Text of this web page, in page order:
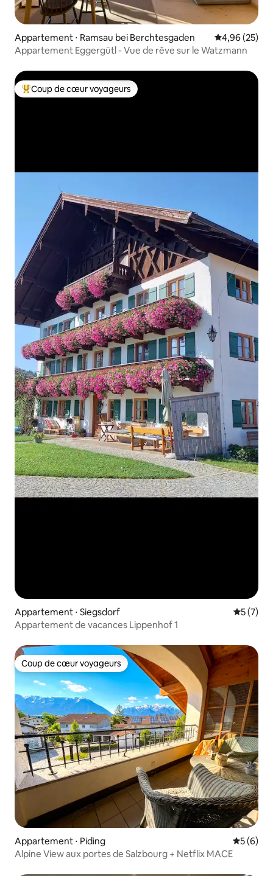
Appartement ⋅ Ramsau bei Berchtesgaden Évaluation
4,96 (25)
Appartement Eggergütl - Vue de rêve sur le Watzmann
Coups de cœur voyageurs les plus appréciés
Coup de cœur voyageurs
Appartement ⋅ Siegsdorf
5 (7)
Appartement de vacances Lippenhof 1
Coup de cœur voyageurs
Coup de cœur voyageurs
Appartement ⋅ Piding
5 (6)
Alpine View aux portes de Salzbourg + Netflix MACE